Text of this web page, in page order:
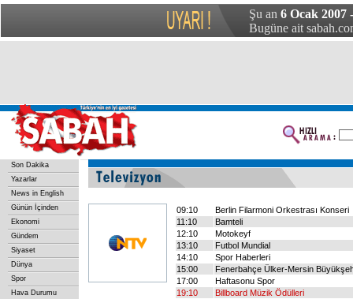
Şu an 6 Ocak 2007
Bugüne ait
Son Dakika
Yazarlar
News in English
Günün İçinden
Ekonomi
Gündem
Siyaset
Dünya
Spor
Hava Durumu
09:10
Berlin Filarmoni Orkestrası Konseri
11:10
Bamteli
12:10
Motokeyf
13:10
Futbol Mundial
14:10
Spor Haberleri
15:00
Fenerbahçe Ülker-Mersin
17:00
Haftasonu Spor
19:10
Billboard Müzik Ödülleri